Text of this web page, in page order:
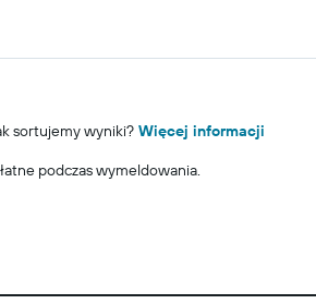
sortujemy wyniki? Więcej informacji
podczas wymeldowania.